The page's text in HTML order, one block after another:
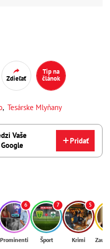
Zdieľať
Tip na
článok
, Tesárske Mlyňany
Vaše
Pridať
6
Prominenti
7
Šport
5
Krimi